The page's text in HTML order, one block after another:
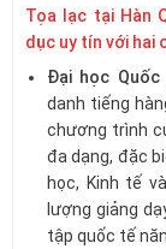
Tọa lạc tại Hàn
dục uy tín với hai
Đại học Quốc
danh tiếng
chương trình
đa dạng, đặc
học, Kinh tế
lượng giảng
tập quốc tế